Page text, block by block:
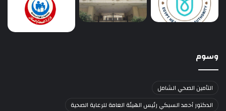
وسوم
التأمين الصحي الشامل
الدكتور أحمد السبكي رئيس الهيئة العامة للرعاية الصحية